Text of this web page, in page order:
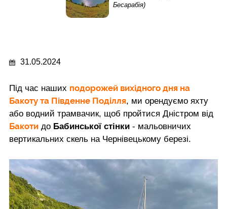
Бесарабія)
31.05.2024
Під час наших подорожей вихідного дня на
Бакоту та Південне Поділля, ми орендуємо яхту
або водний трамвачик, щоб пройтися Дністром від
Бакоти до Бабинської стінки - мальовничих
вертикальних скель на Чернівецькому березі.